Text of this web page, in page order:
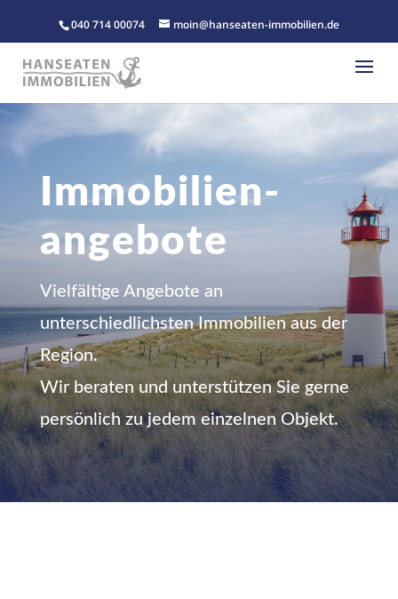
040 714 00074 moin@hanseaten-immobilien.de
Immobilien-
angebote
Vielfältige Angebote an
unterschiedlichsten Immobilien aus der
Region.
Wir beraten und unterstützen Sie gerne
persönlich zu jedem einzelnen Objekt.